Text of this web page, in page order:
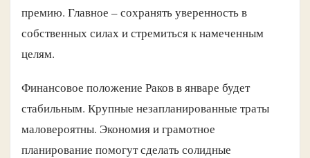
премию. Главное – сохранять уверенность в
собственных силах и стремиться к намеченным
целям.
Финансовое положение Раков в январе будет
стабильным. Крупные незапланированные траты
маловероятны. Экономия и грамотное
планирование помогут сделать солидные